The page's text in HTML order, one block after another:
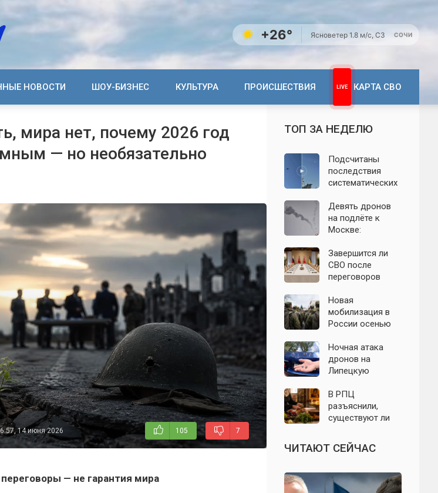
+26° Ясноветер 1.8 м/с, СЗ СОЧИ
НОВОСТИ ШОУ-БИЗНЕС КУЛЬТУРА ПРОИСШЕСТВИЯ КАРТА СВО
мира нет, почему 2026 год
— но необязательно
14 июня 2026 105 7
— не гарантия мира
ТОП ЗА НЕДЕЛЮ
Подсчитаны
последствия
систематических
Ленинградскую
область: что
известно к 7
Девять дронов
на подлёте к
Москве:
ночной атаки
БПЛА 8 августа
Завершится ли
СВО после
переговоров
Украины: что
известно к 8
августа 2026 года
Новая
мобилизация в
России осенью
известно на 8
августа
Ночная атака
дронов на
Липецкую
Задонске ранены
двое,
повреждены
В РПЦ
разъяснили,
существуют ли
которые
православным
вне поста
ЧИТАЮТ СЕЙЧАС